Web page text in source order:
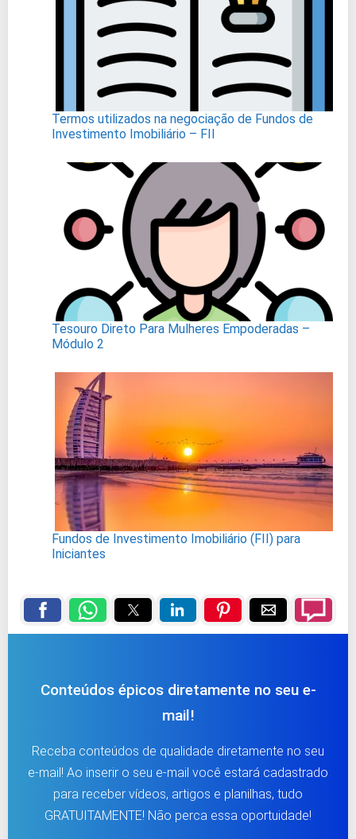
Termos utilizados na negociação de Fundos de
Investimento Imobiliário – FII
Tesouro Direto Para Mulheres Empoderadas –
Módulo 2
Fundos de Investimento Imobiliário (FII) para
Iniciantes
Conteúdos épicos diretamente no seu e-
mail!
Receba conteúdos de qualidade diretamente no seu
e-mail! Ao inserir o seu e-mail você estará cadastrado
para receber vídeos, artigos e planilhas, tudo
GRATUITAMENTE! Não perca essa oportuidade!